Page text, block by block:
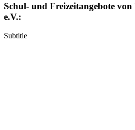
Schul- und Freizeitangebote
e.V.:
Subtitle